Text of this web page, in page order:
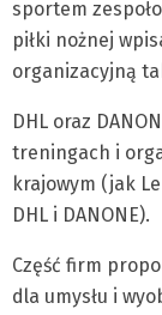
sportem
piłki nożnej
organizacyjną
DHL oraz
treningach i
krajowym (jak
DHL i DANONE).
Część firm
dla umysłu i